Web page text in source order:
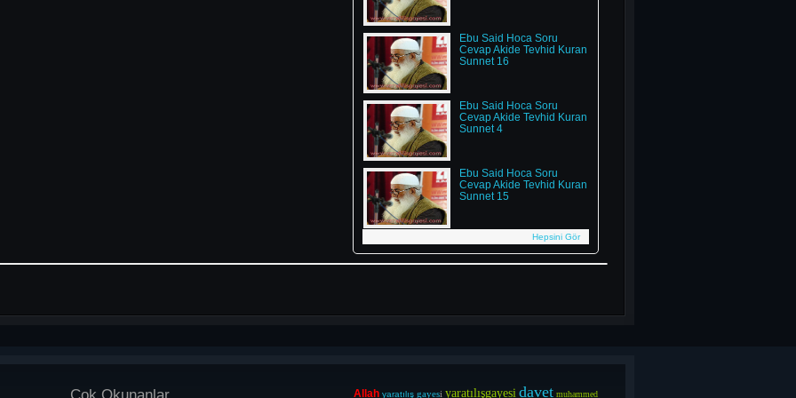
Ebu Said Hoca Soru
Cevap Akide Tevhid Kuran
Sunnet 16
Ebu Said Hoca Soru
Cevap Akide Tevhid Kuran
Sunnet 4
Ebu Said Hoca Soru
Cevap Akide Tevhid Kuran
Sunnet 15
Hepsini Gör
Allah yaratılış gayesi yaratılışgayesi davet muhammed